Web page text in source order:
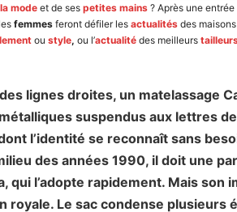
mode et de ses petites mains ? Après une entrée
femmes feront défiler les actualités des
ou style, ou l’actualité des meilleurs
lignes droites, un matelassage
suspendus aux lettres
l’identité se reconnaît sans
des années 1990, il doit une
qui l’adopte rapidement. Mais son
royale. Le sac condense plusieurs